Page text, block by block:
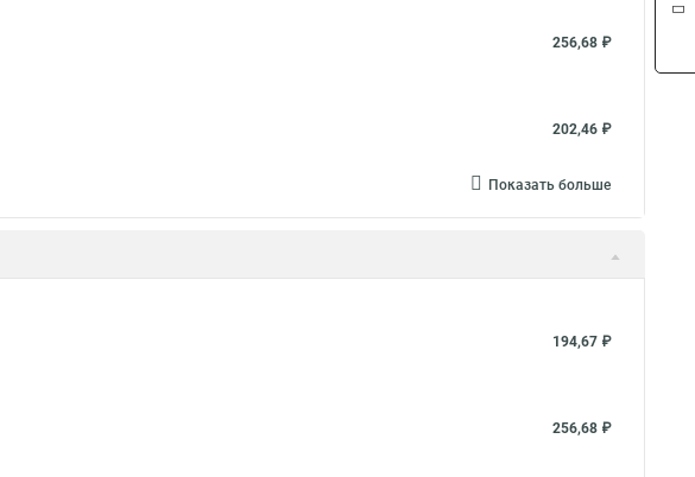
256,68 ₽
202,46 ₽
Показать больше
194,67 ₽
256,68 ₽